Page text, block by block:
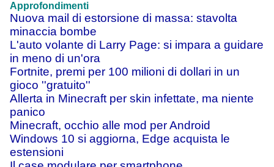
Approfondimenti
Nuova mail di estorsione di massa: stavolta
minaccia bombe
L'auto volante di Larry Page: si impara a guidare
in meno di un'ora
Fortnite, premi per 100 milioni di dollari in un
gioco ''gratuito''
Allerta in Minecraft per skin infettate, ma niente
panico
Minecraft, occhio alle mod per Android
Windows 10 si aggiorna, Edge acquista le
estensioni